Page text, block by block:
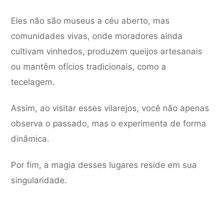
Eles não são museus a céu aberto, mas
comunidades vivas, onde moradores ainda
cultivam vinhedos, produzem queijos artesanais
ou mantêm ofícios tradicionais, como a
tecelagem.
Assim, ao visitar esses vilarejos, você não apenas
observa o passado, mas o experimenta de forma
dinâmica.
Por fim, a magia desses lugares reside em sua
singularidade.